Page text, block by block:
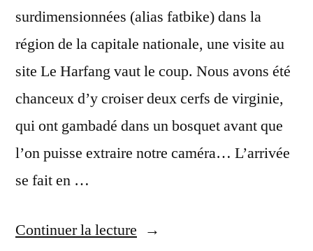
surdimensionnées (alias fatbike) dans la
région de la capitale nationale, une visite au
site Le Harfang vaut le coup. Nous avons été
chanceux d’y croiser deux cerfs de virginie,
qui ont gambadé dans un bosquet avant que
l’on puisse extraire notre caméra… L’arrivée
se fait en …
Continuer la lecture de